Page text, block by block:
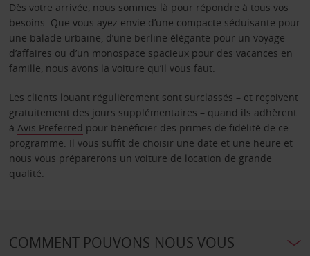
Dès votre arrivée, nous sommes là pour répondre à tous vos
besoins. Que vous ayez envie d’une compacte séduisante pour
une balade urbaine, d’une berline élégante pour un voyage
d’affaires ou d’un monospace spacieux pour des vacances en
famille, nous avons la voiture qu’il vous faut.
Les clients louant régulièrement sont surclassés – et reçoivent
gratuitement des jours supplémentaires – quand ils adhèrent
à Avis Preferred pour bénéficier des primes de fidélité de ce
programme. Il vous suffit de choisir une date et une heure et
nous vous préparerons un voiture de location de grande
qualité.
COMMENT POUVONS-NOUS VOUS